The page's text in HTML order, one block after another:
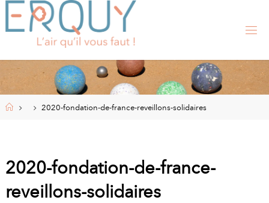
Skip
RQ
U Y
, SI
CI
EL
Home 2020-fondation-de-france-reveillons-solidaires
2020-fondation-de-france-
reveillons-solidaires